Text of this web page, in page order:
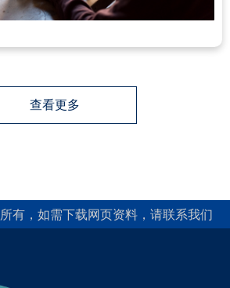
查看更多
有，如需下载网页资料，请联系我们